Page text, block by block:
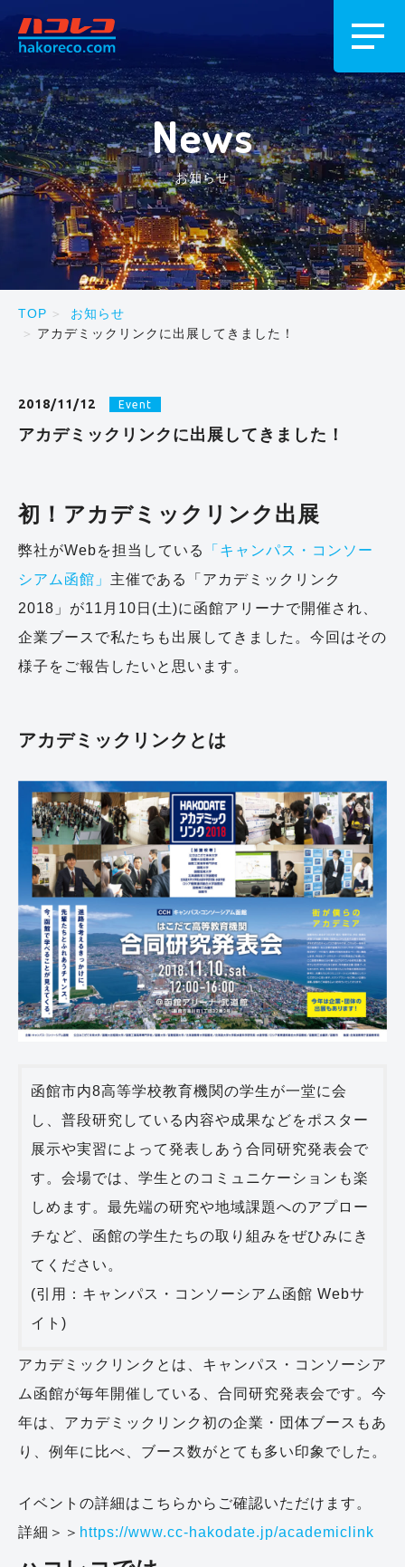
News
お知らせ
TOP
お知らせ
アカデミックリンクに出展してきました！
2018/11/12 Event
アカデミックリンクに出展してきました！
初！アカデミックリンク出展
弊社がWebを担当している
「キャンパス・コンソー
シアム函館」 主催である「アカデミックリンク
2018」が11月10日(土)に函館アリーナで開催され、
企業ブースで私たちも出展してきました。今回はその
様子をご報告したいと思います。
アカデミックリンクとは
函館市内8高等学校教育機関の学生が一堂に会
し、普段研究している内容や成果などをポスター
展示や実習によって発表しあう合同研究発表会で
す。会場では、学生とのコミュニケーションも楽
しめます。最先端の研究や地域課題へのアプロー
チなど、函館の学生たちの取り組みをぜひみにき
てください。
(引用：キャンパス・コンソーシアム函館 Webサ
イト)
アカデミックリンクとは、キャンパス・コンソーシア
ム函館が毎年開催している、合同研究発表会です。今
年は、アカデミックリンク初の企業・団体ブースもあ
り、例年に比べ、ブース数がとても多い印象でした。
イベントの詳細はこちらからご確認いただけます。
詳細＞＞ https://www.cc-hakodate.jp/academiclink